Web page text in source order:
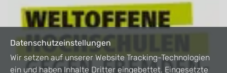
Datenschutzeinstellungen
Wir setzen auf unserer Website Tracking-Technologien
ein und haben Inhalte Dritter eingebettet. Eingesetzte